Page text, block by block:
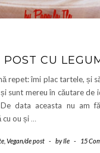
CU
repet: îmi plac tartele, și
sunt mereu în căutare de
data aceasta nu am
cu ou și…
Vegan/de post - byIle - 15